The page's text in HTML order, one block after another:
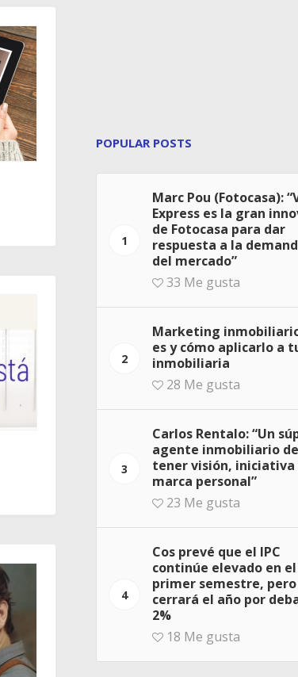
POPULAR POSTS
1
Marc Pou (Fotocasa):
Express es la gran
de Fotocasa para dar
respuesta a la
del mercado”
33 Me gusta
2
Marketing
es y cómo aplicarlo a
inmobiliaria
28 Me gusta
3
Carlos Rentalo: “Un
agente inmobiliario
tener visión, iniciativa
marca personal”
23 Me gusta
4
Cos prevé que el IPC
continúe elevado en el
primer semestre, pero
cerrará el año por
2%
18 Me gusta